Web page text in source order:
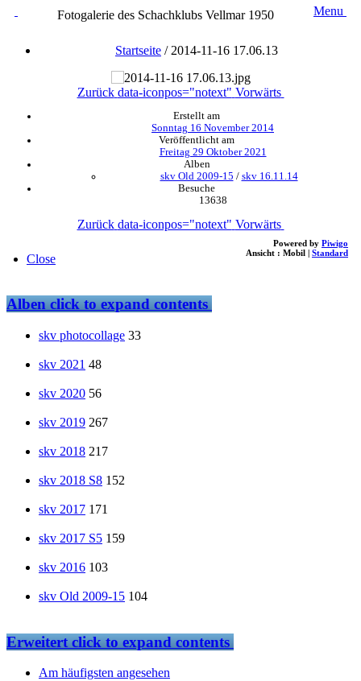
Fotogalerie des Schachklubs Vellmar 1950 Menu
Startseite / 2014-11-16 17.06.13
Zurück data-iconpos="notext" Vorwärts
Erstellt am
Sonntag 16 November 2014
Veröffentlicht am
Freitag 29 Oktober 2021
Alben
skv Old 2009-15 / skv 16.11.14
Besuche
13638
Zurück data-iconpos="notext" Vorwärts
Powered by Piwigo
Ansicht : Mobil | Standard
Close
Albenclick to expand contents
skv photocollage 33
skv 2021 48
skv 2020 56
skv 2019 267
skv 2018 217
skv 2018 S8 152
skv 2017 171
skv 2017 S5 159
skv 2016 103
skv Old 2009-15 104
Erweitertclick to expand contents
Am häufigsten angesehen